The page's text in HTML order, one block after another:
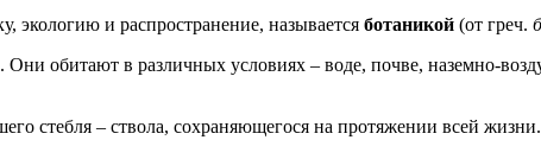
экологию и распространение, называется ботаникой (от греч.
Они обитают в различных условиях – воде, почве, наземно-
стебля – ствола, сохраняющегося на протяжении всей жизни.